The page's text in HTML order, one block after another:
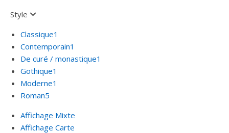
Style
Classique1
Contemporain1
De curé / monastique1
Gothique1
Moderne1
Roman5
Affichage Mixte
Affichage Carte